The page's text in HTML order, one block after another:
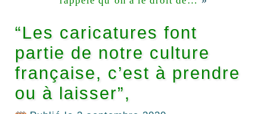
“Les caricatures font
partie de notre culture
française, c’est à prendre
ou à laisser”,